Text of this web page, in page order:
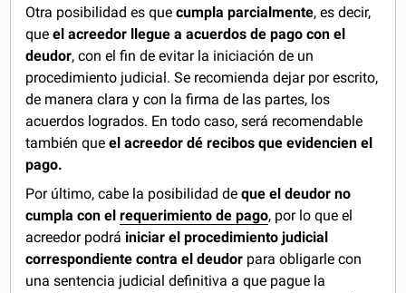
Otra posibilidad es quecumpla parcialmente, es decir,
que el acreedor llegue a acuerdos de pago con el
deudor, con el fin de evitar la iniciación de un
procedimiento judicial. Se recomienda dejar por escrito,
de manera clara y con la firma de las partes, los
acuerdos logrados. En todo caso, será recomendable
también queel acreedor dé recibos que evidencien el
pago.
Por último, cabe la posibilidad deque el deudor no
cumpla con elrequerimiento de pago, por lo que el
acreedor podrá iniciar el procedimiento judicial
correspondiente contra el deudor para obligarle con
una sentencia judicial definitiva a que pague la